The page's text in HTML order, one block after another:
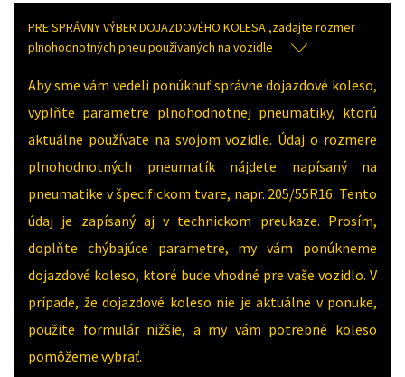
PRE SPRÁVNY VÝBER DOJAZDOVÉHO KOLESA ,zadajte rozmer
plnohodnotných pneu používaných na vozidle
Aby sme vám vedeli ponúknuť správne dojazdové koleso,
vyplňte parametre plnohodnotnej pneumatiky, ktorú
aktuálne používate na svojom vozidle. Údaj o rozmere
plnohodnotných pneumatík nájdete napísaný na
pneumatike v špecifickom tvare, napr. 205/55R16. Tento
údaj je zapísaný aj v technickom preukaze. Prosím,
doplňte chýbajúce parametre, my vám ponúkneme
dojazdové koleso, ktoré bude vhodné pre vaše vozidlo. V
prípade, že dojazdové koleso nie je aktuálne v ponuke,
použite formulár nižšie, a my vám potrebné koleso
pomôžeme vybrať.